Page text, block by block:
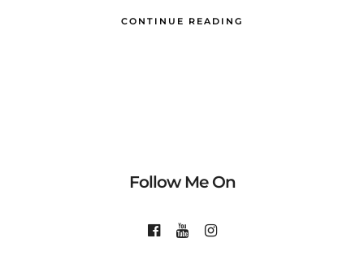
CONTINUE READING
Follow Me On